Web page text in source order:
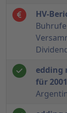
HV-
edding
für 2001